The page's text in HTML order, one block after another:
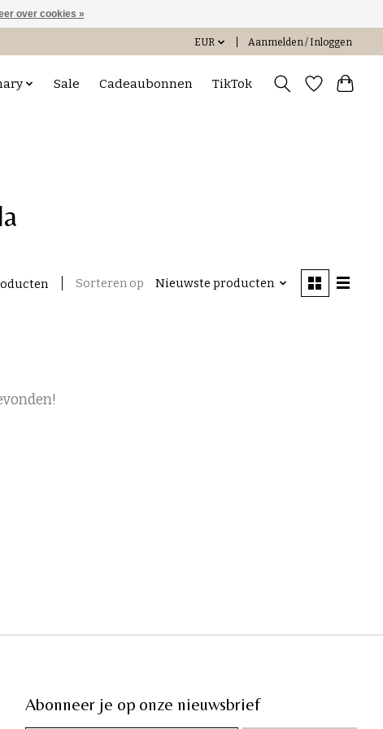
EUR Aanmelden / Inloggen
Sale Cadeaubonnen TikTok
Sorteren op Nieuwste producten
Abonneer je op onze nieuwsbrief
over cookies »